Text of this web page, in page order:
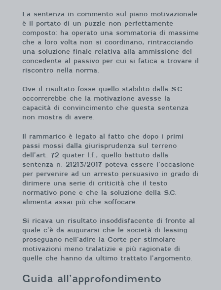
La sentenza in commento sul piano motivazionale
è il portato di un puzzle non perfettamente
composto: ha operato una sommatoria di massime
che a loro volta non si coordinano, rintracciando
una soluzione finale relativa alla ammissione del
concedente al passivo per cui si fatica a trovare il
riscontro nella norma.
Ove il risultato fosse quello stabilito dalla S.C.
occorrerebbe che la motivazione avesse la
capacità di convincimento che questa sentenza
non mostra di avere.
Il rammarico è legato al fatto che dopo i primi
passi mossi dalla giurisprudenza sul terreno
dell’art. 72 quater l.f., quello battuto dalla
sentenza n. 21213/2017 poteva essere l’occasione
per pervenire ad un arresto persuasivo in grado di
dirimere una serie di criticità che il testo
normativo pone e che la soluzione della S.C.
alimenta assai più che soffocare.
Si ricava un risultato insoddisfacente di fronte al
quale c’è da augurarsi che le società di leasing
proseguano nell’adire la Corte per stimolare
motivazioni meno tralatizie e più ragionate di
quelle che hanno da ultimo trattato l’argomento.
Guida all’approfondimento